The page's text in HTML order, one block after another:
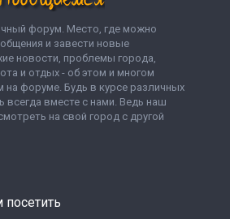
форум. Место, где можно
и завести новые
новости, проблемы города,
и отдых - об этом и многом
на форуме. Будь в курсе различных
всегда вместе с нами. Ведь наш
на свой город с другой